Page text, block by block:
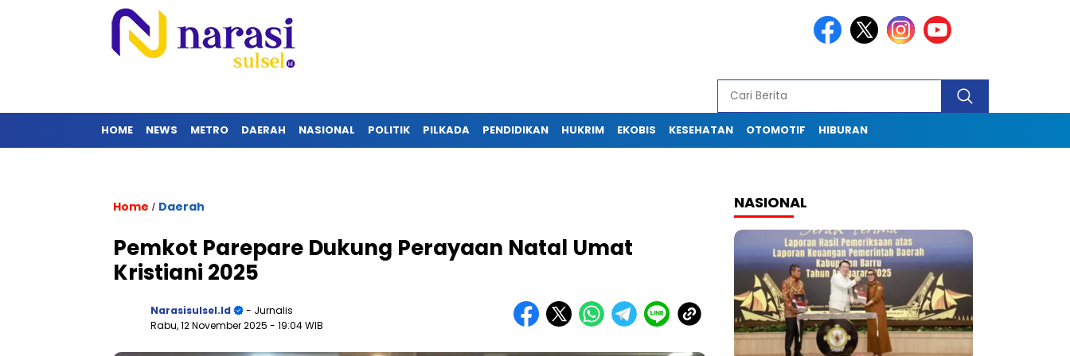
HOME NEWS METRO DAERAH NASIONAL POLITIK PILKADA PENDIDIKAN HUKRIM EKOBIS KESEHATAN OTOMOTIF HIBURAN
Home / Daerah
Pemkot Parepare Dukung Perayaan Natal Umat
Kristiani 2025
Narasisulsel.id
- Jurnalis
Rabu, 12 November 2025 - 19:04 WIB
NASIONAL